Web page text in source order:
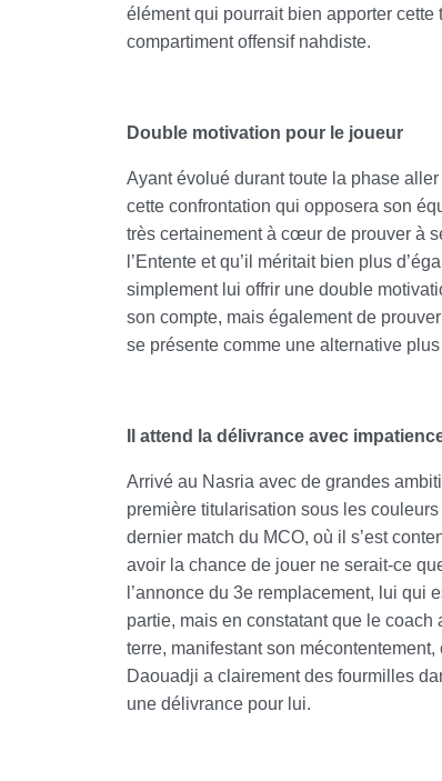
élément qui pourrait bien apporter
compartiment offensif nahdiste.
Double motivation pour le joueur
Ayant évolué durant toute la phase
cette confrontation qui opposera son
très certainement à cœur de prouver à
l’Entente et qu’il méritait bien plus
simplement lui offrir une double
son compte, mais également de
se présente comme une alternative
Il attend la délivrance avec
Arrivé au Nasria avec de grandes
première titularisation sous les
dernier match du MCO, où il s’est
avoir la chance de jouer ne serait-ce
l’annonce du 3e remplacement, lui qui
partie, mais en constatant que le
terre, manifestant son
Daouadji a clairement des fourmilles
une délivrance pour lui.